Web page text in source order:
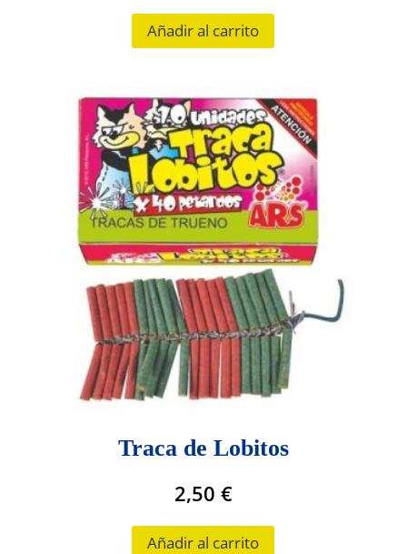
Añadir al carrito
Traca de Lobitos
2,50 €
Añadir al carrito